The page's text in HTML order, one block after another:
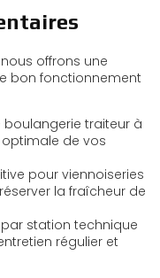
offrons une
bon fonctionnement
traiteur à
de vos
pour viennoiseries
la fraîcheur de
station technique
régulier et